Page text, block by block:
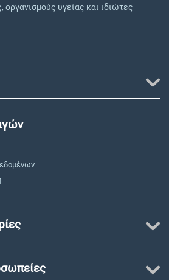
υγείας και ιδιώτες